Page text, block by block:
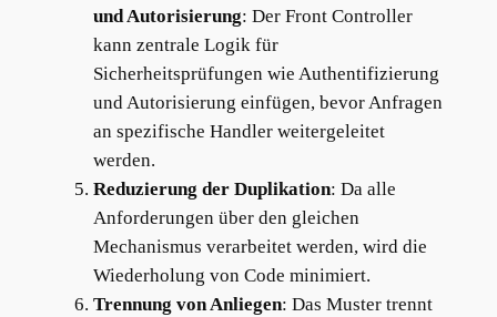
und Autorisierung: Der Front Controller
kann zentrale Logik für
Sicherheitsprüfungen wie Authentifizierung
und Autorisierung einfügen, bevor Anfragen
an spezifische Handler weitergeleitet
werden.
Reduzierung der Duplikation: Da alle
Anforderungen über den gleichen
Mechanismus verarbeitet werden, wird die
Wiederholung von Code minimiert.
Trennung von Anliegen: Das Muster trennt